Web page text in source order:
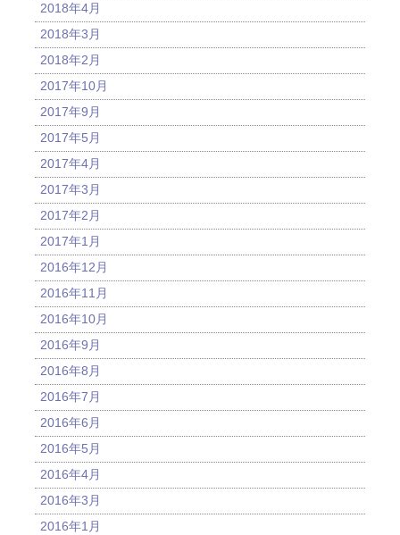
2018年4月
2018年3月
2018年2月
2017年10月
2017年9月
2017年5月
2017年4月
2017年3月
2017年2月
2017年1月
2016年12月
2016年11月
2016年10月
2016年9月
2016年8月
2016年7月
2016年6月
2016年5月
2016年4月
2016年3月
2016年1月